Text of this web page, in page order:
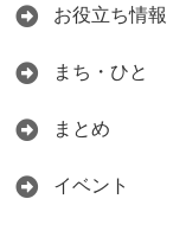
お役立ち情報
まち・ひと
まとめ
イベント